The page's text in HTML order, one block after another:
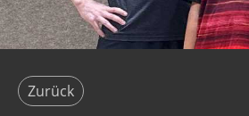
Zurück